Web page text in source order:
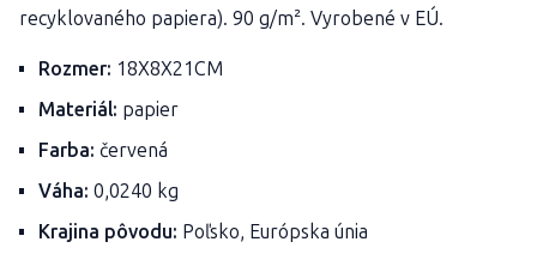
recyklovaného papiera). 90 g/m². Vyrobené v EÚ.
Rozmer: 18X8X21CM
Materiál: papier
Farba: červená
Váha: 0,0240 kg
Krajina pôvodu: Poľsko, Európska únia